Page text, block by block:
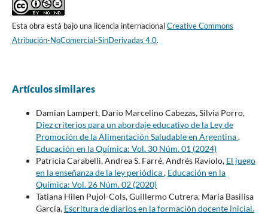
Esta obra está bajo una licencia internacionalCreative Commons
Atribución-NoComercial-SinDerivadas 4.0.
Artículos similares
Damian Lampert, Dario Marcelino Cabezas, Silvia Porro,
Diez criterios para un abordaje educativo de la Ley de
Promoción de la Alimentación Saludable en Argentina,
Educación en la Química: Vol. 30 Núm. 01 (2024)
Patricia Carabelli, Andrea S. Farré, Andrés Raviolo, El juego
en la enseñanza de la ley periódica, Educación en la
Química: Vol. 26 Núm. 02 (2020)
Tatiana Hilen Pujol-Cols, Guillermo Cutrera, María Basilisa
García, Escritura de diarios en la formación docente inicial.